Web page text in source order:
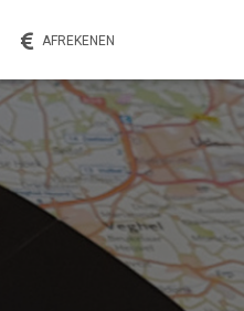
AFREKENEN